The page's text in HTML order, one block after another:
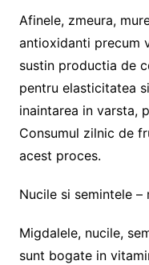
Afinele, zmeura,
antioxidanti precum
sustin productia de
pentru elasticitatea
inaintarea in varsta,
Consumul zilnic de
acest proces.
Nucile si semintele
Migdalele, nucile,
sunt bogate in